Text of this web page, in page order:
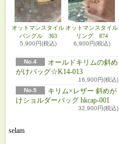
オットマンスタイル
バングル 363
5,900円(税込)
オットマンスタイル
リング 874
6,900円(税込)
No.4
オールドキリムの斜め
がけバッグ☆K14-013
16,900円(税込)
No.5
キリム×レザー 斜めが
けショルダーバッグ hkcap-001
32,900円(税込)
selam